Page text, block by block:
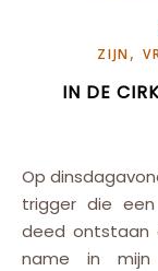
ZIJN,
IN DE
Op dinsdagavond 19 november startte het…. Een grote
trigger die
deed ontstaan
name in